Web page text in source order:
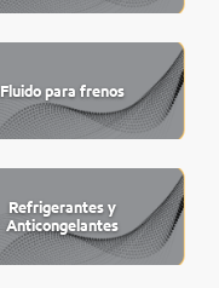
Fluido para frenos
Refrigerantes y
Anticongelantes